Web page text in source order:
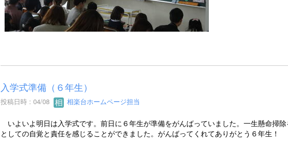
入学式準備（６年生）
投稿日時 : 04/08 相楽台ホームページ担当
いよいよ明日は入学式です。前日に６年生が準備をがんばっていました。一生懸命掃
としての自覚と責任を感じることができました。がんばってくれてありがとう６年生！